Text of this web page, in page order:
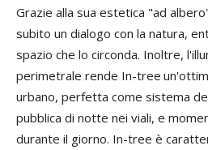
Grazie alla sua estetica "ad
subito un dialogo con la natura,
spazio che lo circonda. Inoltre,
perimetrale rende In-tree
urbano, perfetta come sistema
pubblica di notte nei viali, e
durante il giorno. In-tree è